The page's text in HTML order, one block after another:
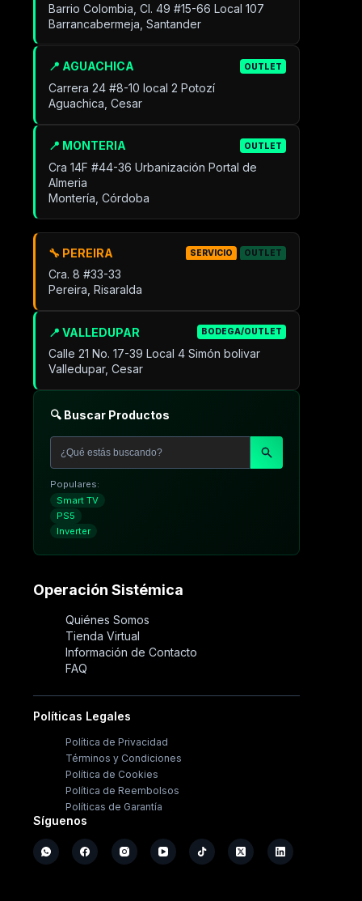
Barrio Colombia, Cl. 49 #15-66 Local 107
Barrancabermeja, Santander
📍 AGUACHICA OUTLET
Carrera 24 #8-10 local 2 Potozí
Aguachica, Cesar
📍 MONTERIA OUTLET
Cra 14F #44-36 Urbanización Portal de
Almeria
Montería, Córdoba
📍 VALLEDUPAR BODEGA/OUTLET
Calle 21 No. 17-39 Local 4 Simón bolivar
Valledupar, Cesar
🔧 PEREIRA SERVICIO OUTLET
Cra. 8 #33-33
Pereira, Risaralda
🔍 Buscar Productos
Populares:
Smart TV
PS5
Inverter
Operación Sistémica
Quiénes Somos
Tienda Virtual
Información de Contacto
FAQ
Políticas Legales
Política de Privacidad
Términos y Condiciones
Política de Cookies
Política de Reembolsos
Políticas de Garantía
Síguenos